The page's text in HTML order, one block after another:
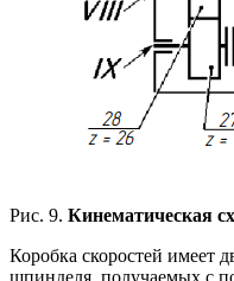
Рис. 9. Кинематическая
Коробка скоростей имеет